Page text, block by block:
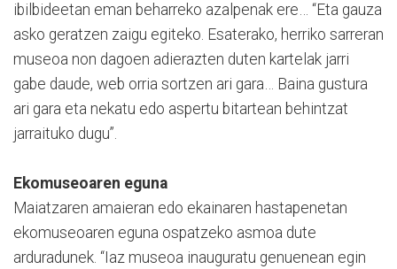
ibilbideetan eman beharreko azalpenak ere… “Eta gauza
asko geratzen zaigu egiteko. Esaterako, herriko sarreran
museoa non dagoen adierazten duten kartelak jarri
gabe daude, web orria sortzen ari gara… Baina gustura
ari gara eta nekatu edo aspertu bitartean behintzat
jarraituko dugu”.
Ekomuseoaren eguna
Maiatzaren amaieran edo ekainaren hastapenetan
ekomuseoaren eguna ospatzeko asmoa dute
arduradunek. “Iaz museoa inauguratu genuenean egin